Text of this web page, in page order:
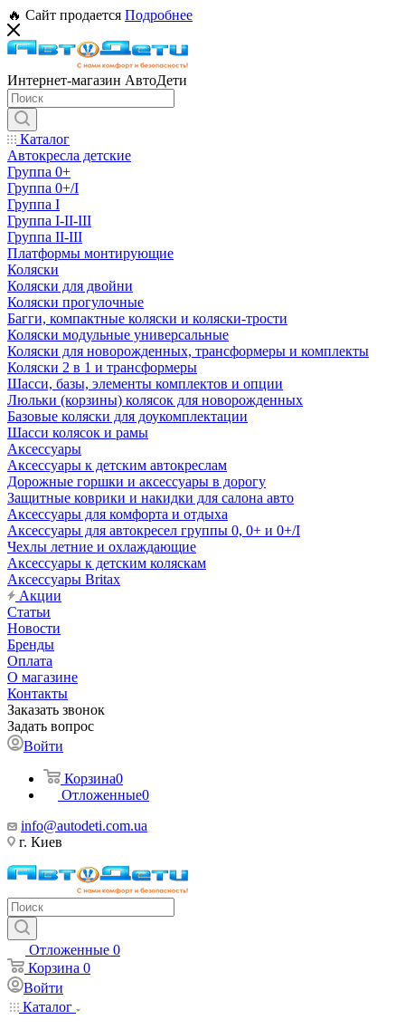
🔥 Сайт продается Подробнее
Интернет-магазин АвтоДети
Каталог
Автокресла детские
Группа 0+
Группа 0+/I
Группа I
Группа I-II-III
Группа II-III
Платформы монтирующие
Коляски
Коляски для двойни
Коляски прогулочные
Багги, компактные коляски и коляски-трости
Коляски модульные универсальные
Коляски для новорожденных, трансформеры и комплекты
Коляски 2 в 1 и трансформеры
Шасси, базы, элементы комплектов и опции
Люльки (корзины) колясок для новорожденных
Базовые коляски для доукомплектации
Шасси колясок и рамы
Аксессуары
Аксессуары к детским автокреслам
Дорожные горшки и аксессуары в дорогу
Защитные коврики и накидки для салона авто
Аксессуары для комфорта и отдыха
Аксессуары для автокресел группы 0, 0+ и 0+/I
Чехлы летние и охлаждающие
Аксессуары к детским коляскам
Аксессуары Britax
Акции
Статьи
Новости
Бренды
Оплата
О магазине
Контакты
Заказать звонок
Задать вопрос
Войти
Корзина0
Отложенные0
info@autodeti.com.ua
г. Киев
Отложенные 0
Корзина 0
Войти
Каталог